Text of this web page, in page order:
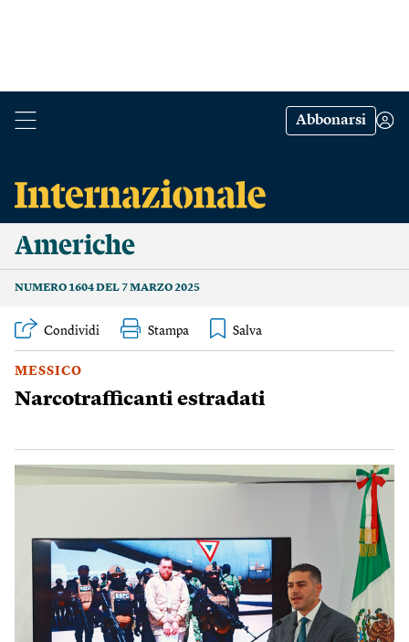
Abbonarsi
Americhe
NUMERO 1604 DEL 7 MARZO 2025
Condividi Stampa
MESSICO
Narcotrafficanti estradati